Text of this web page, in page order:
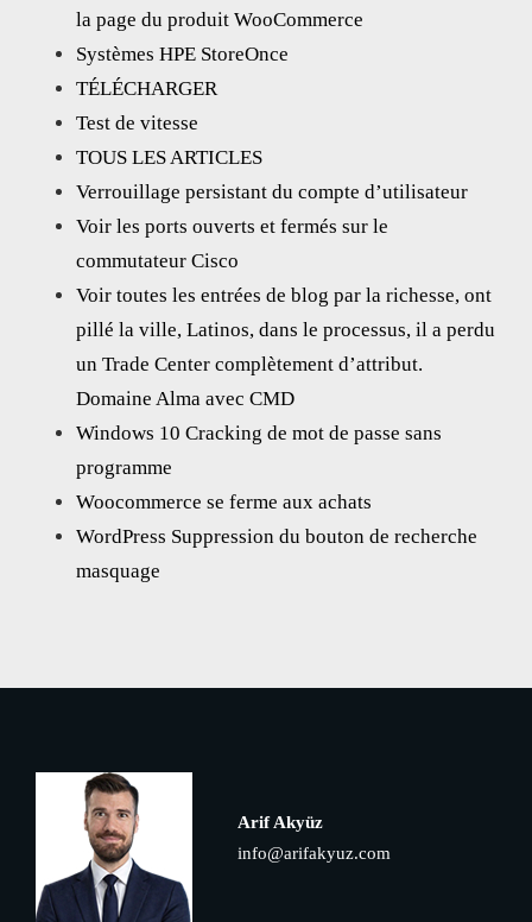
la page du produit WooCommerce
Systèmes HPE StoreOnce
TÉLÉCHARGER
Test de vitesse
TOUS LES ARTICLES
Verrouillage persistant du compte d’utilisateur
Voir les ports ouverts et fermés sur le
commutateur Cisco
Voir toutes les entrées de blog par la richesse, ont
pillé la ville, Latinos, dans le processus, il a perdu
un Trade Center complètement d’attribut.
Domaine Alma avec CMD
Windows 10 Cracking de mot de passe sans
programme
Woocommerce se ferme aux achats
WordPress Suppression du bouton de recherche
masquage
Arif Akyüz
info@arifakyuz.com